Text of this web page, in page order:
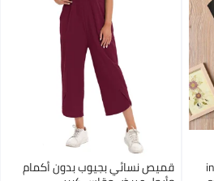
قميص نسائي بجيوب بدون أكمام